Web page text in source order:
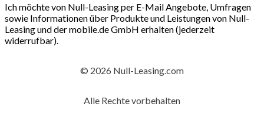
Ich möchte von Null-Leasing per E-Mail Angebote, Umfragen
sowie Informationen über Produkte und Leistungen von Null-
Leasing und der mobile.de GmbH erhalten (jederzeit
widerrufbar).
© 2026 Null-Leasing.com
Alle Rechte vorbehalten